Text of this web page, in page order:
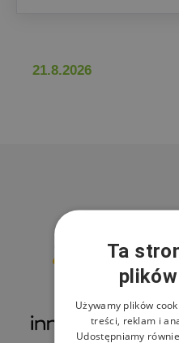
21.8.2026
Ta
Używamy plików
treści, reklam i
Udostępniamy